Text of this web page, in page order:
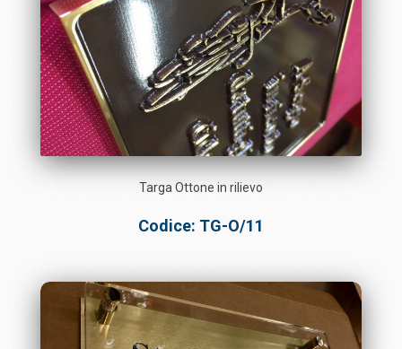
Targa Ottone in rilievo
Codice: TG-O/11